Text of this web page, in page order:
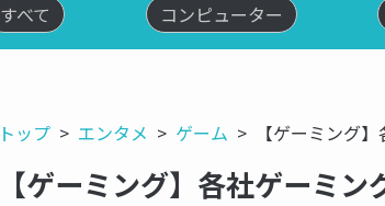
すべて コンピューター
トップ エンタメ ゲーム 【ゲーミング
【ゲーミング】各社ゲーミ